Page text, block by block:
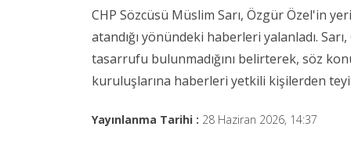
CHP Sözcüsü Müslim Sarı, Özgür Özel'in
atandığı yönündeki haberleri yalanladı.
tasarrufu bulunmadığını belirterek, söz
kuruluşlarına haberleri yetkili kişilerden
Yayınlanma Tarihi : 28 Haziran 2026, 14:37